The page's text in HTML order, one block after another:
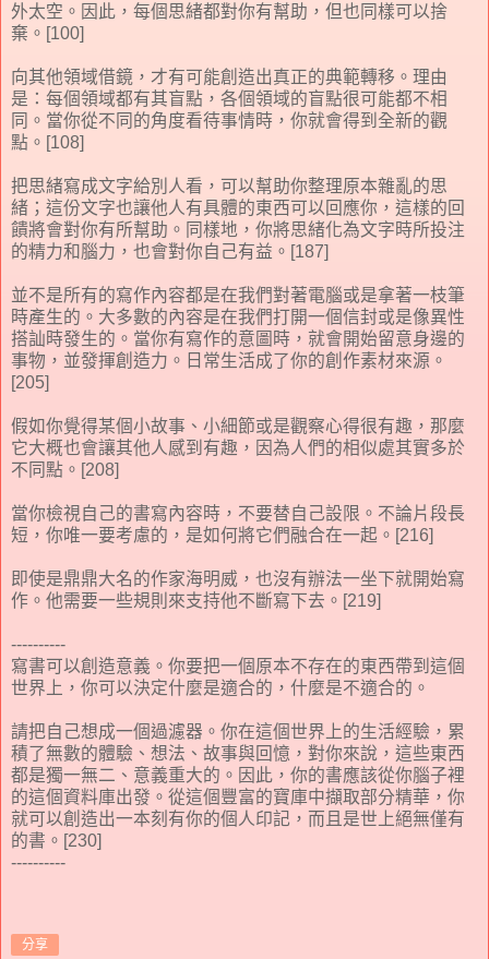
外太空。因此，每個思緒都對你有幫助，但也同樣可以捨
棄。[100]
向其他領域借鏡，才有可能創造出真正的典範轉移。理由
是：每個領域都有其盲點，各個領域的盲點很可能都不相
同。當你從不同的角度看待事情時，你就會得到全新的觀
點。[108]
把思緒寫成文字給別人看，可以幫助你整理原本雜亂的思
緒；這份文字也讓他人有具體的東西可以回應你，這樣的回
饋將會對你有所幫助。同樣地，你將思緒化為文字時所投注
的精力和腦力，也會對你自己有益。[187]
並不是所有的寫作內容都是在我們對著電腦或是拿著一枝筆
時產生的。大多數的內容是在我們打開一個信封或是像異性
搭訕時發生的。當你有寫作的意圖時，就會開始留意身邊的
事物，並發揮創造力。日常生活成了你的創作素材來源。
[205]
假如你覺得某個小故事、小細節或是觀察心得很有趣，那麼
它大概也會讓其他人感到有趣，因為人們的相似處其實多於
不同點。[208]
當你檢視自己的書寫內容時，不要替自己設限。不論片段長
短，你唯一要考慮的，是如何將它們融合在一起。[216]
即使是鼎鼎大名的作家海明威，也沒有辦法一坐下就開始寫
作。他需要一些規則來支持他不斷寫下去。[219]
----------
寫書可以創造意義。你要把一個原本不存在的東西帶到這個
世界上，你可以決定什麼是適合的，什麼是不適合的。
請把自己想成一個過濾器。你在這個世界上的生活經驗，累
積了無數的體驗、想法、故事與回憶，對你來說，這些東西
都是獨一無二、意義重大的。因此，你的書應該從你腦子裡
的這個資料庫出發。從這個豐富的寶庫中擷取部分精華，你
就可以創造出一本刻有你的個人印記，而且是世上絕無僅有
的書。[230]
----------
分享